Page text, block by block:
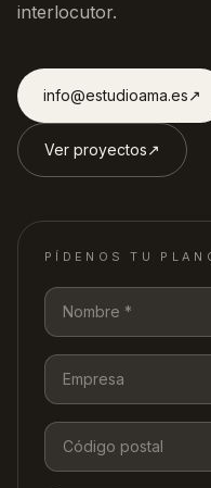
interlocutor.
info@estudioama.es↗︎
Ver proyectos↗︎
PÍDENOS TU